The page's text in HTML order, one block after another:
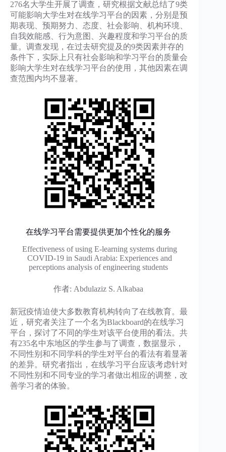
276名大学生开展了调查，研究根据文献总结了9类
可能影响大学生对在线学习平台的因素，分别是预
期表现、预期努力、态度、社会影响、机构环境、
自我效能感、行为意图、兴趣程度和学习平台的质
量。调查发现，在过去研究提及的9类因素并存的
条件下，实际上只有社会影响和学习平台的质量会
影响大学生对在线学习平台的使用，其他因素在调
查范围内均不显著。
在线学习平台需要提供更加个性化的服务
Effectiveness of using E-learning systems during
COVID-19 in Saudi Arabia: Experiences and
perceptions analysis of engineering students
作者: Abdulaziz S. Alkabaa
新冠疫情迫使大多数教育机构转向了在线教育。最
近，研究者关注了一个名为Blackboard的在线学习
平台，探讨了不同的学生对该平台使用的看法。共
有235名中东地区的学生参与了调查，数据显示，
不同性别和不同学科的学生对平台的看法有着显著
的差异。研究者指出，在线学习平台应该考虑针对
不同性别和不同专业的学习者做出相应的调整，改
善学习者的体验。